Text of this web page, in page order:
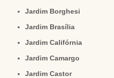
Jardim Borghesi
Jardim Brasília
Jardim Califórnia
Jardim Camargo
Jardim Castor